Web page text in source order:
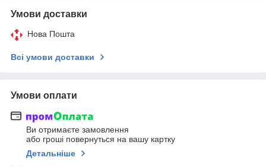
Умови доставки
Нова Пошта
Всі умови доставки
Умови оплати
Ви отримаєте замовлення
або гроші повернуться на вашу картку
Детальніше